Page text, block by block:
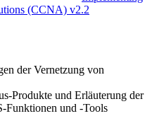
(CCNA) v2.2
der Vernetzung von
Produkte und Erläuterung der
Funktionen und -Tools